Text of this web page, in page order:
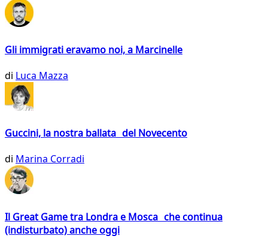
Gli immigrati eravamo noi, a Marcinelle
di Luca Mazza
Guccini, la nostra ballata del Novecento
di Marina Corradi
Il Great Game tra Londra e Mosca che continua
(indisturbato) anche oggi